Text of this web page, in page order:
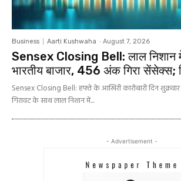
Business Aarti Kushwaha - August 7, 2026
Sensex Closing Bell: लाल निशान
भारतीय बाजार, 456 अंक गिरा सेंसेक्स;
Sensex Closing Bell: हफ्ते के आखिरी कारोबारी दिन शुक्रवार
गिरावट के साथ लाल निशान में...
- Advertisement -